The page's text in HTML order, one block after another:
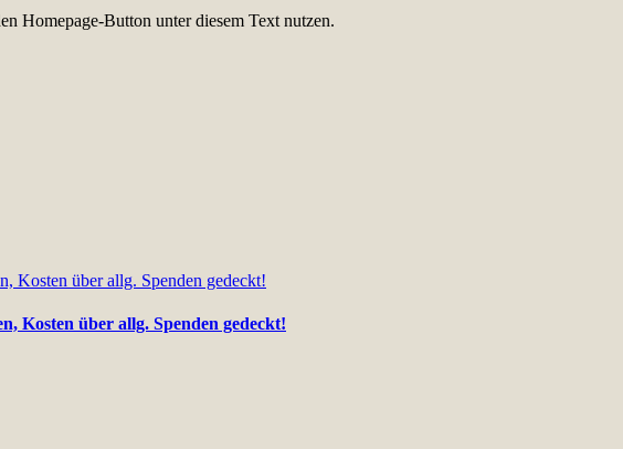
Homepage-Button unter diesem Text nutzen.
Kosten über allg. Spenden gedeckt!